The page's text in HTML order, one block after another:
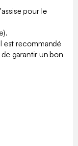
pour le
est recommandé
garantir un bon